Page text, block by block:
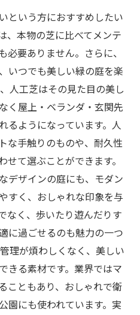
という方におすすめしたい
、本物の芝に比べてメンテ
要ありません。さらに、
いつでも美しい緑の庭を楽
人工芝はその見た目の美し
く屋上・ベランダ・玄関先
るようになっています。人
な手触りのものや、耐久性
て選ぶことができます。
デザインの庭にも、モダン
すく、おしゃれな印象を与
なく、歩いたり遊んだりす
に過ごせるのも魅力の一つ
理が煩わしくなく、美しい
きる素材です。業界ではマ
こともあり、おしゃれで衛
園にも使われています。実